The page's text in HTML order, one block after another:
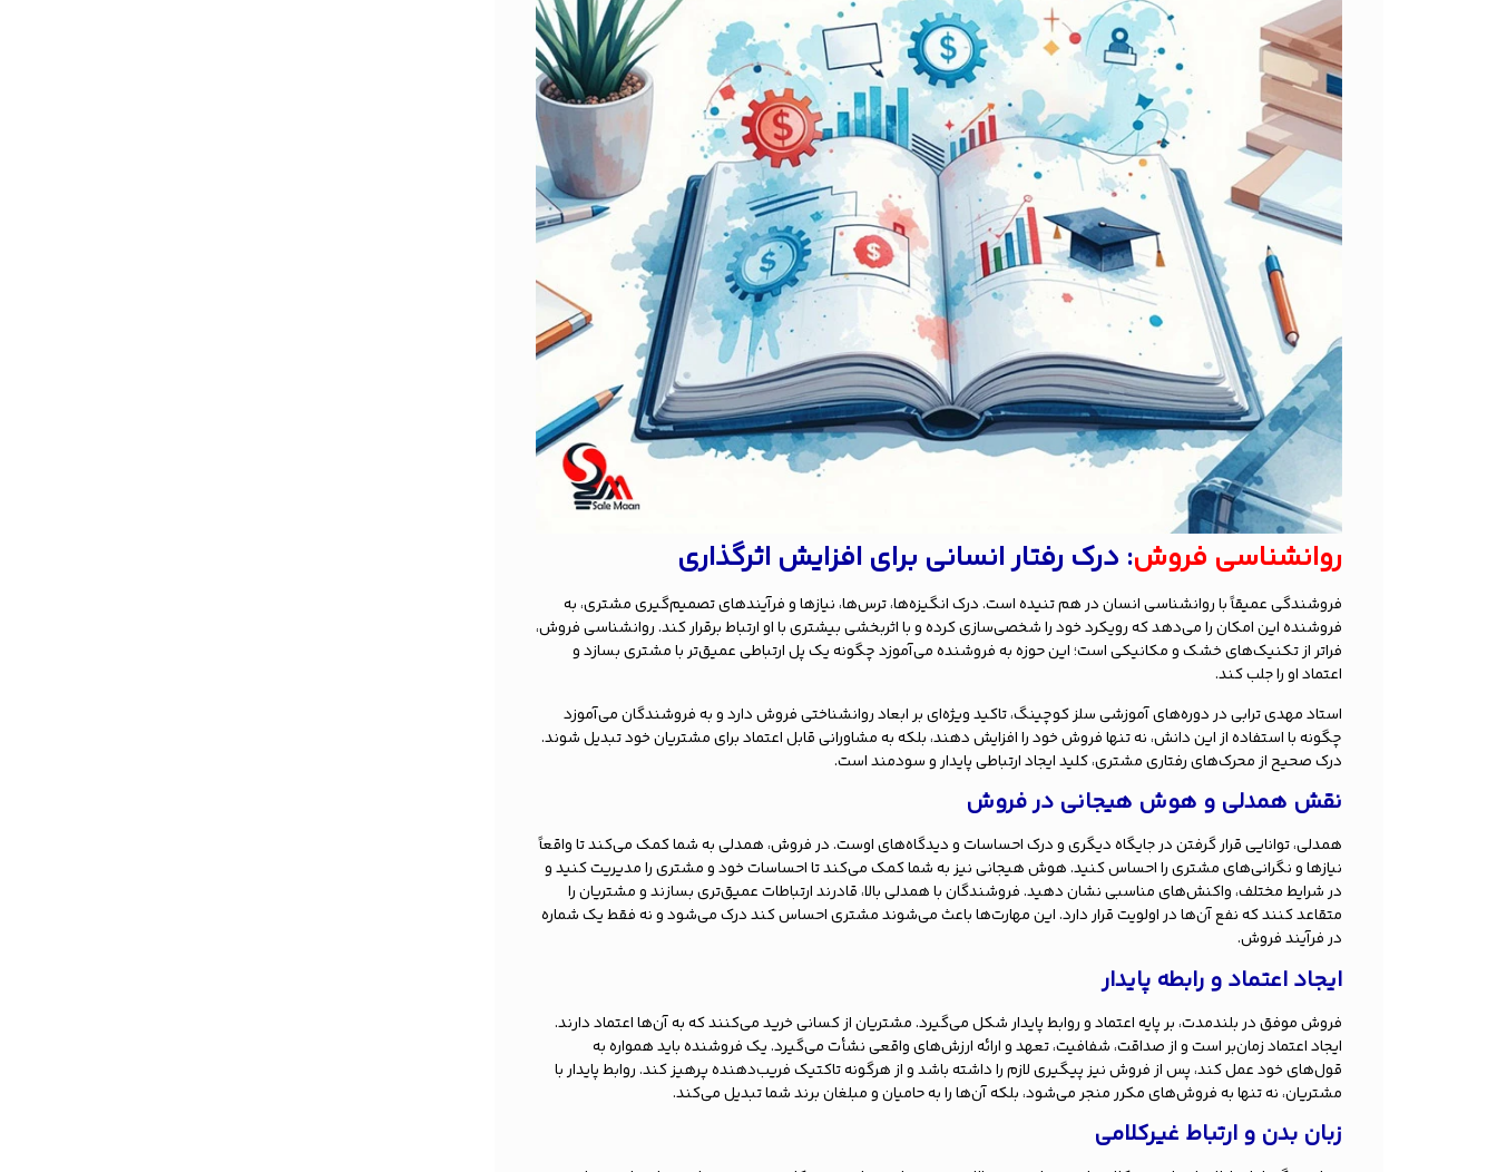
روانشناسی فروش: درک رفتار انسانی برای افزایش اثرگذاری
فروشندگی عمیقاً با روانشناسی انسان در هم تنیده است. درک انگیزه‌ها، ترس‌ها، نیازها و فرآیندهای تصمیم‌گیری مشتری، به
فروشنده این امکان را می‌دهد که رویکرد خود را شخصی‌سازی کرده و با اثربخشی بیشتری با او ارتباط برقرار کند. روانشناسی فروش،
فراتر از تکنیک‌های خشک و مکانیکی است؛ این حوزه به فروشنده می‌آموزد چگونه یک پل ارتباطی عمیق‌تر با مشتری بسازد و
اعتماد او را جلب کند.
استاد مهدی ترابی در دوره‌های آموزشی سلز کوچینگ، تاکید ویژه‌ای بر ابعاد روانشناختی فروش دارد و به فروشندگان می‌آموزد
چگونه با استفاده از این دانش، نه تنها فروش خود را افزایش دهند، بلکه به مشاورانی قابل اعتماد برای مشتریان خود تبدیل شوند.
درک صحیح از محرک‌های رفتاری مشتری، کلید ایجاد ارتباطی پایدار و سودمند است.
نقش همدلی و هوش هیجانی در فروش
همدلی، توانایی قرار گرفتن در جایگاه دیگری و درک احساسات و دیدگاه‌های اوست. در فروش، همدلی به شما کمک می‌کند تا واقعاً
نیازها و نگرانی‌های مشتری را احساس کنید. هوش هیجانی نیز به شما کمک می‌کند تا احساسات خود و مشتری را مدیریت کنید و
در شرایط مختلف، واکنش‌های مناسبی نشان دهید. فروشندگان با همدلی بالا، قادرند ارتباطات عمیق‌تری بسازند و مشتریان را
متقاعد کنند که نفع آن‌ها در اولویت قرار دارد. این مهارت‌ها باعث می‌شوند مشتری احساس کند درک می‌شود و نه فقط یک شماره
در فرآیند فروش.
ایجاد اعتماد و رابطه پایدار
فروش موفق در بلندمدت، بر پایه اعتماد و روابط پایدار شکل می‌گیرد. مشتریان از کسانی خرید می‌کنند که به آن‌ها اعتماد دارند.
ایجاد اعتماد زمان‌بر است و از صداقت، شفافیت، تعهد و ارائه ارزش‌های واقعی نشأت می‌گیرد. یک فروشنده باید همواره به
قول‌های خود عمل کند، پس از فروش نیز پیگیری لازم را داشته باشد و از هرگونه تاکتیک فریب‌دهنده پرهیز کند. روابط پایدار با
مشتریان، نه تنها به فروش‌های مکرر منجر می‌شود، بلکه آن‌ها را به حامیان و مبلغان برند شما تبدیل می‌کند.
زبان بدن و ارتباط غیرکلامی